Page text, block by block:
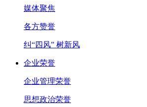
媒体聚焦
各方赞誉
纠“四风” 树新风
企业荣誉
企业管理荣誉
思想政治荣誉